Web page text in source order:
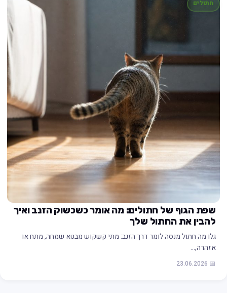
חתולים
שפת הגוף של חתולים: מה אומר כשכשוק הזנב ואיך
להבין את החתול שלך
גלו מה חתול מנסה לומר דרך הזנב: מתי קשקוש מבטא שמחה, מתח או
אזהרה,…
📅 23.06.2026